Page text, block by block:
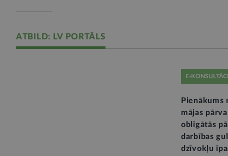
ATBILD: LV PORTĀLS
E-
Pienākums
mājas
obligātās
darbības
dzīvokļu